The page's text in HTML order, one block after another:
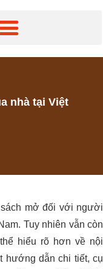
nhà tại Việt
mở đối với người
Tuy nhiên vẫn còn
hiểu rõ hơn về nội
hướng dẫn chi tiết, cụ